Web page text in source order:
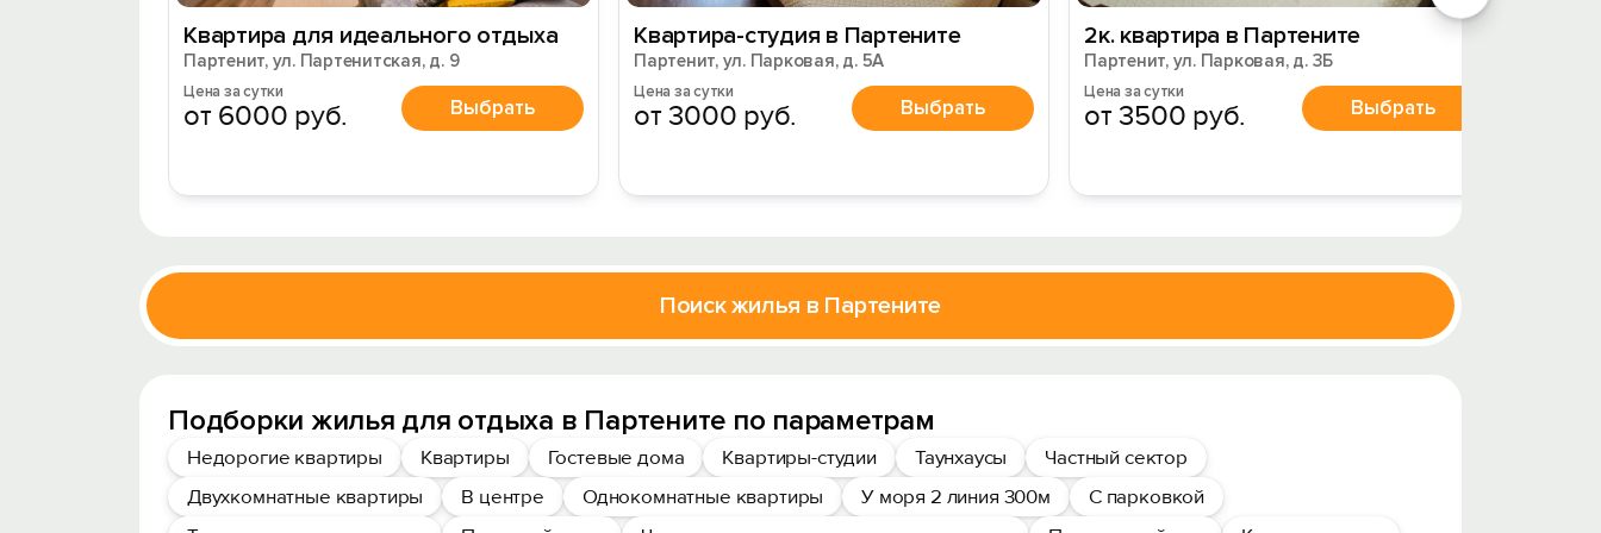
Квартира для идеального отдыха
Партенит, ул. Партенитская, д. 9
Цена за сутки
от 6000 руб. Выбрать
Квартира-студия в Партените
Партенит, ул. Парковая, д. 5А
Цена за сутки
от 3000 руб. Выбрать
2к. квартира в Партените
Партенит, ул. Парковая, д. 3Б
Цена за сутки
от 3500 руб. Выбрать
Поиск жилья в Партените
Подборки жилья для отдыха в Партените по параметрам
Недорогие квартиры Квартиры Гостевые дома Квартиры-студии Таунхаусы
Частный сектор
Двухкомнатные квартиры
В центре Однокомнатные квартиры У моря 2 линия 300м
С парковкой